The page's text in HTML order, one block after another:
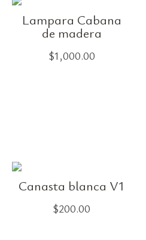
Lampara Cabana
de madera
$1,000.00
Canasta blanca V1
$200.00